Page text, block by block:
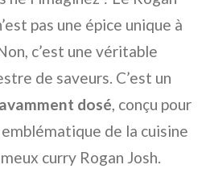
pas une épice unique à
c’est une véritable
de saveurs. C’est un
dosé, conçu pour
de la cuisine
curry Rogan Josh.